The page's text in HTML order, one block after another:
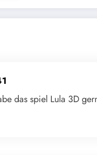
das spiel Lula 3D